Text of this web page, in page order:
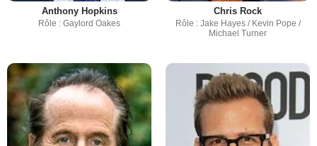
Anthony Hopkins
Rôle : Gaylord Oakes
Chris Rock
Rôle : Jake Hayes / Kevin Pope /
Michael Turner